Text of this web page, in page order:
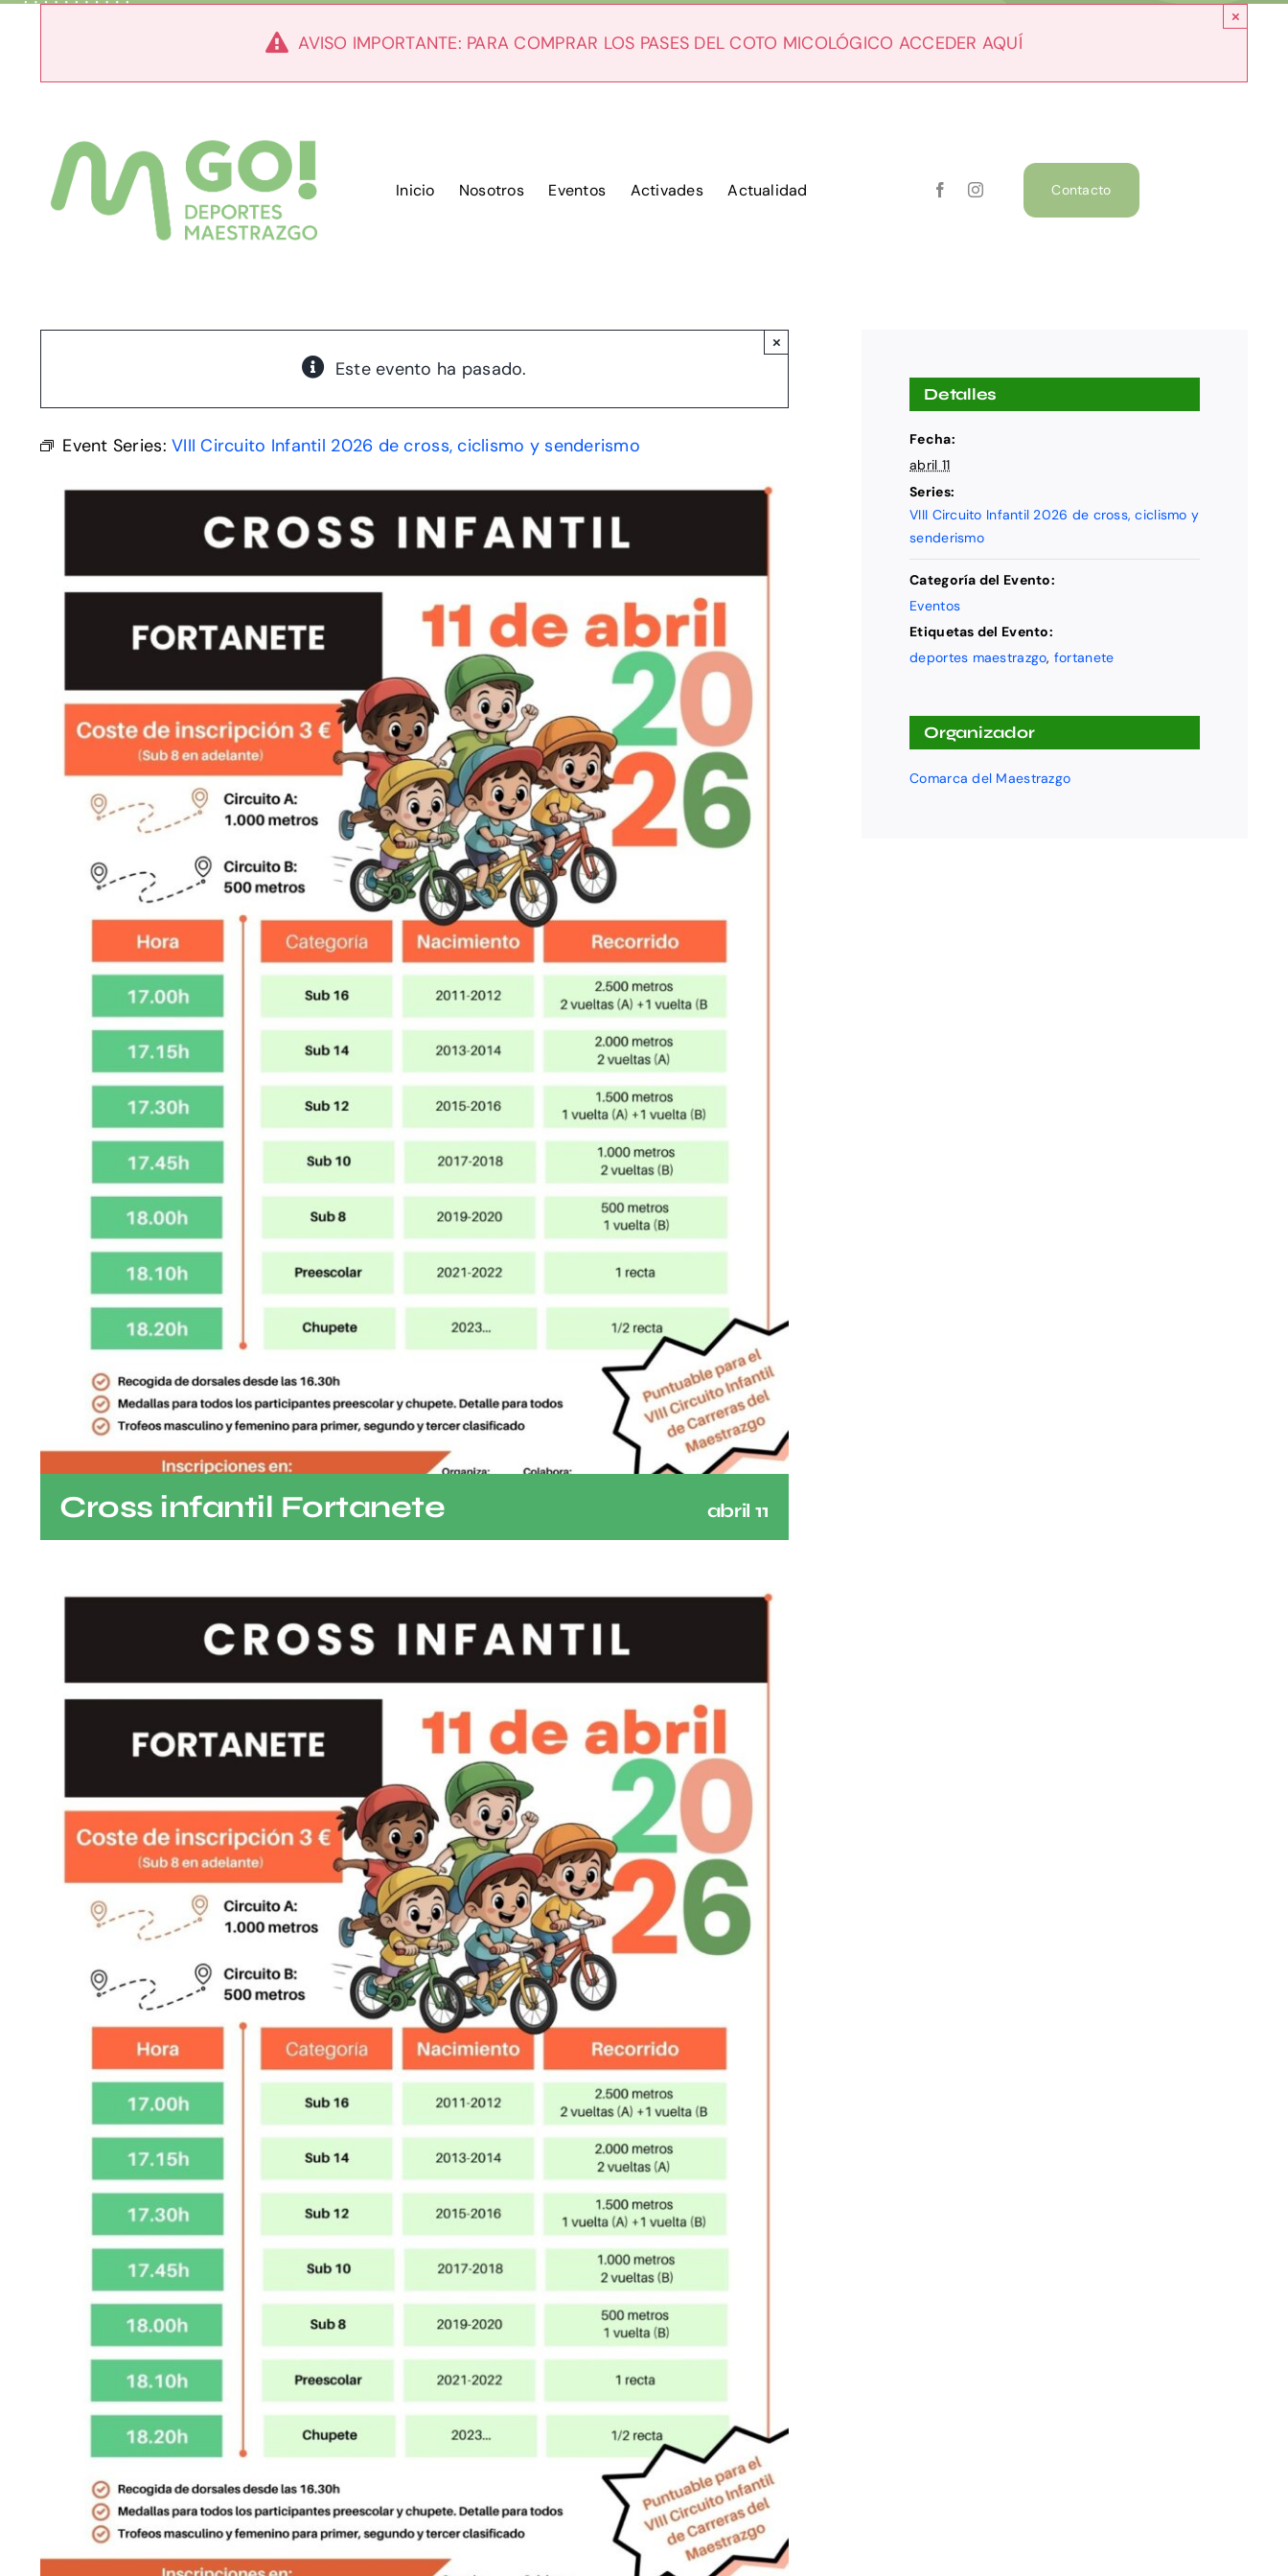
AVISO IMPORTANTE: PARA COMPRAR LOS PASES DEL COTO MICOLÓGICO ACCEDER AQUÍ
×
Inicio Nosotros Eventos Activades Actualidad Contacto
Este evento ha pasado.
×
Event Series:VIII Circuito Infantil 2026 de cross, ciclismo y senderismo
Cross infantil Fortanete abril 11
Detalles
Fecha:
abril 11
Series:
VIII Circuito Infantil 2026 de cross, ciclismo y
senderismo
Categoría del Evento:
Eventos
Etiquetas del Evento:
deportes maestrazgo, fortanete
Organizador
Comarca del Maestrazgo